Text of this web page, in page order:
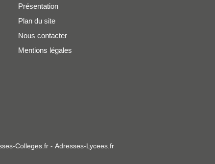
Présentation
Plan du site
Nous contacter
Mentions légales
Colleges.fr- Adresses-Lycees.fr